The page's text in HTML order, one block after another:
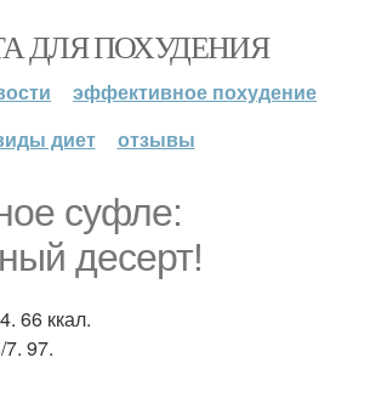
ДЛЯ ПОХУДЕНИЯ
эффективное похудение
диет
отзывы
суфле:
десерт!
66 ккал.
97.